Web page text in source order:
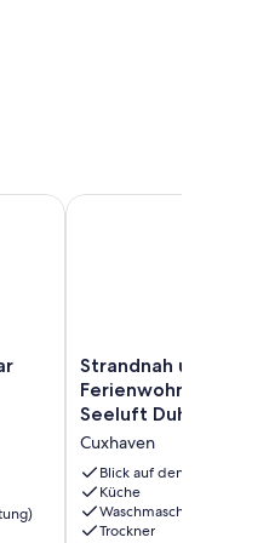
erreichbar. Der
Strandnah
und
mit
Meerblick:
Ferienwohnung
4
im
Haus
Seeluft
Strandnah und mit
Ferienwohnung 4 im
Seeluft Duhnen
Cuxhaven
Blick auf den Ozean
Küche
Waschmaschine
Trockner
Strandnah und mit